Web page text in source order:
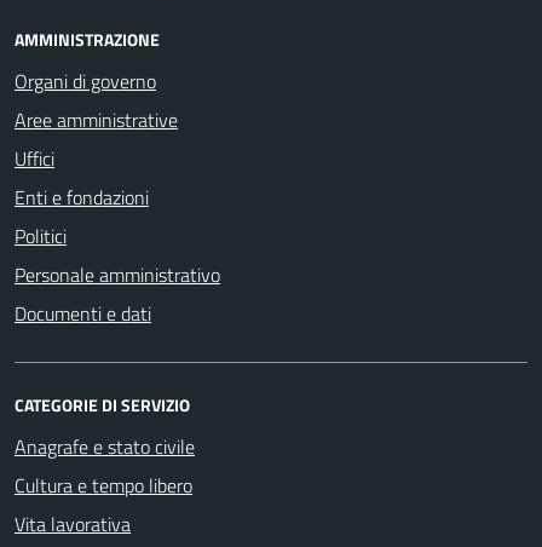
AMMINISTRAZIONE
Organi di governo
Aree amministrative
Uffici
Enti e fondazioni
Politici
Personale amministrativo
Documenti e dati
CATEGORIE DI SERVIZIO
Anagrafe e stato civile
Cultura e tempo libero
Vita lavorativa